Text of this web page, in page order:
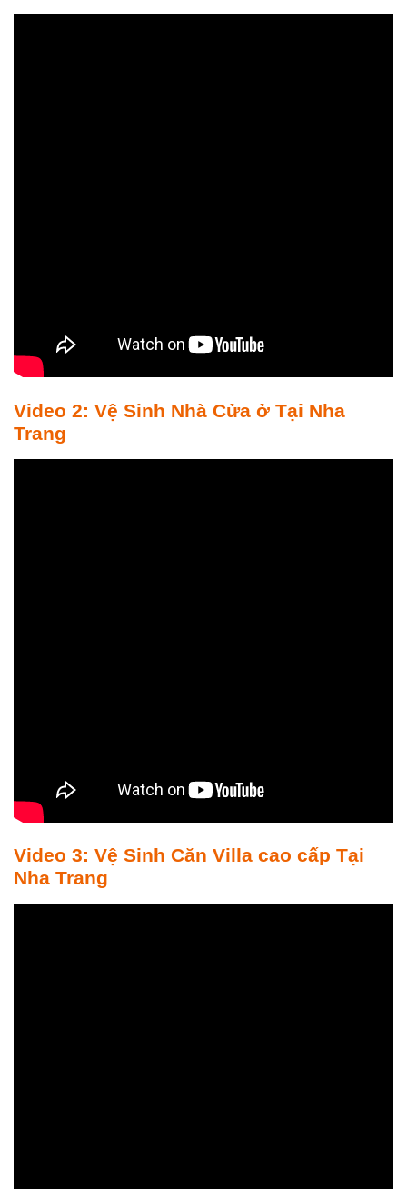
Video 2: Vệ Sinh Nhà Cửa ở Tại Nha
Trang
Video 3: Vệ Sinh Căn Villa cao cấp Tại
Nha Trang